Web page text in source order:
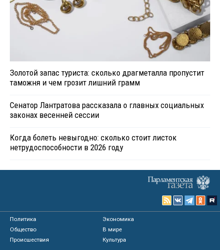
Золотой запас туриста: сколько драгметалла пропустит
таможня и чем грозит лишний грамм
Сенатор Лантратова рассказала о главных социальных
законах весенней сессии
Когда болеть невыгодно: сколько стоит листок
нетрудоспособности в 2026 году
Политика
Экономика
Общество
В мире
Происшествия
Культура